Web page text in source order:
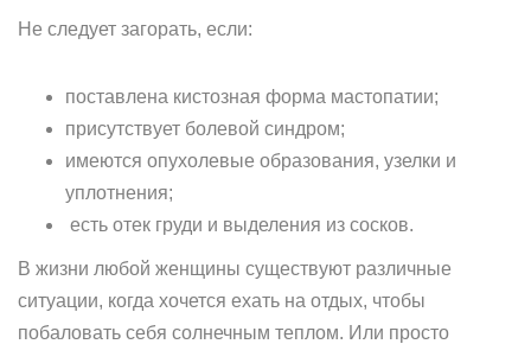
Не следует загорать, если:
поставлена кистозная форма мастопатии;
присутствует болевой синдром;
имеются опухолевые образования, узелки и
уплотнения;
есть отек груди и выделения из сосков.
В жизни любой женщины существуют различные
ситуации, когда хочется ехать на отдых, чтобы
побаловать себя солнечным теплом. Или просто